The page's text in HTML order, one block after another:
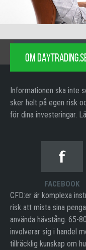
OM
Informationen ska inte
sker helt på egen risk
för dina investeringar.
FACEBOOK
CFD:er är komplexa
risk att mista sina
använda hävstång. 65-
involverar sig i handel
tillräcklig kunskap om